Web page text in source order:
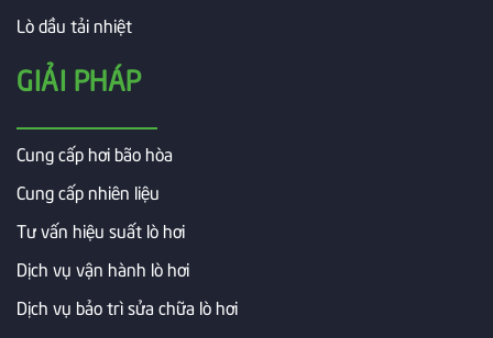
Lò dầu tải nhiệt
GIẢI PHÁP
Cung cấp hơi bão hòa
Cung cấp nhiên liệu
Tư vấn hiệu suất lò hơi
Dịch vụ vận hành lò hơi
Dịch vụ bảo trì sửa chữa lò hơi